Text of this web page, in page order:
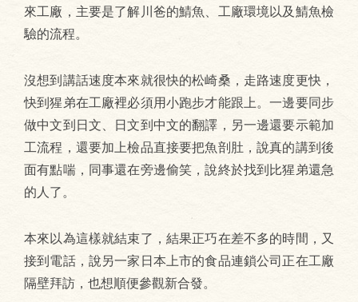
來工廠，主要是了解川爸的鯖魚、工廠環境以及鯖魚檢
驗的流程。
沒想到講話速度本來就很快的松崎桑，走路速度更快，
快到猩弟在工廠裡必須用小跑步才能跟上。一邊要同步
做中文到日文、日文到中文的翻譯，另一邊還要示範加
工流程，還要加上檢品直接要把魚剖肚，說真的講到後
面有點喘，同事還在旁邊偷笑，說終於找到比猩弟還急
的人了。
本來以為這樣就結束了，結果正巧在差不多的時間，又
接到電話，說另一家日本上市的食品連鎖公司正在工廠
隔壁拜訪，也想順便參觀新合發。